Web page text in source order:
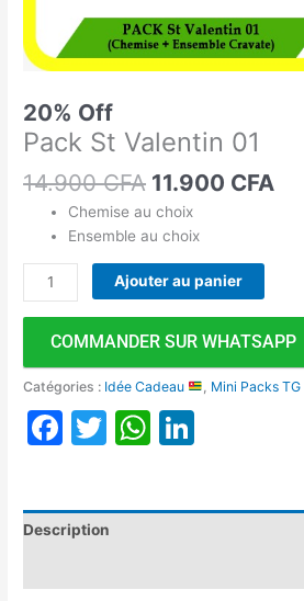
20% Off
Pack St Valentin 01
14.900CFA 11.900 CFA
Chemise au choix
Ensemble au choix
Ajouter au panier
COMMANDER SUR WHATSAPP
Catégories : Idée Cadeau Mini Packs TG
Facebook
TwitterWhatsApp
Description